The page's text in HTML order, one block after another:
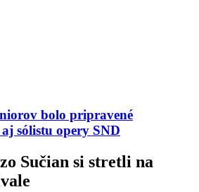
bolo pripravené
sólistu opery SND
Sučian si stretli na